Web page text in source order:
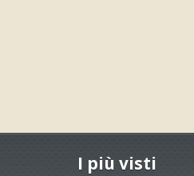
I più visti